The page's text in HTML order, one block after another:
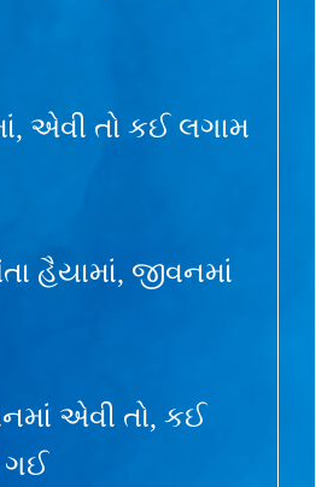
એવી તો કઈ લગામ
હૈયામાં, જીવનમાં
એવી તો, કઈ
ગઈ